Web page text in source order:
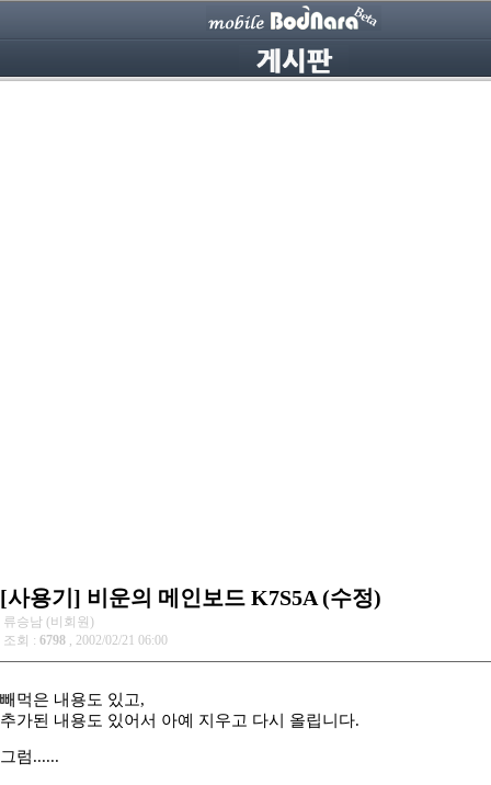
[사용기] 비운의 메인보드 K7S5A (수정)
류승남 (비회원)
조회 : 6798 , 2002/02/21 06:00
빼먹은 내용도 있고,
추가된 내용도 있어서 아예 지우고 다시 올립니다.
그럼......